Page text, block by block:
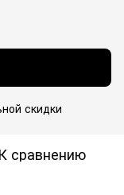
скидки
К сравнению